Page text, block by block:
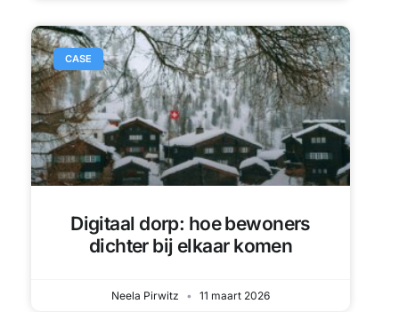
CASE
Digitaal dorp: hoe bewoners
dichter bij elkaar komen
Neela Pirwitz 11 maart 2026